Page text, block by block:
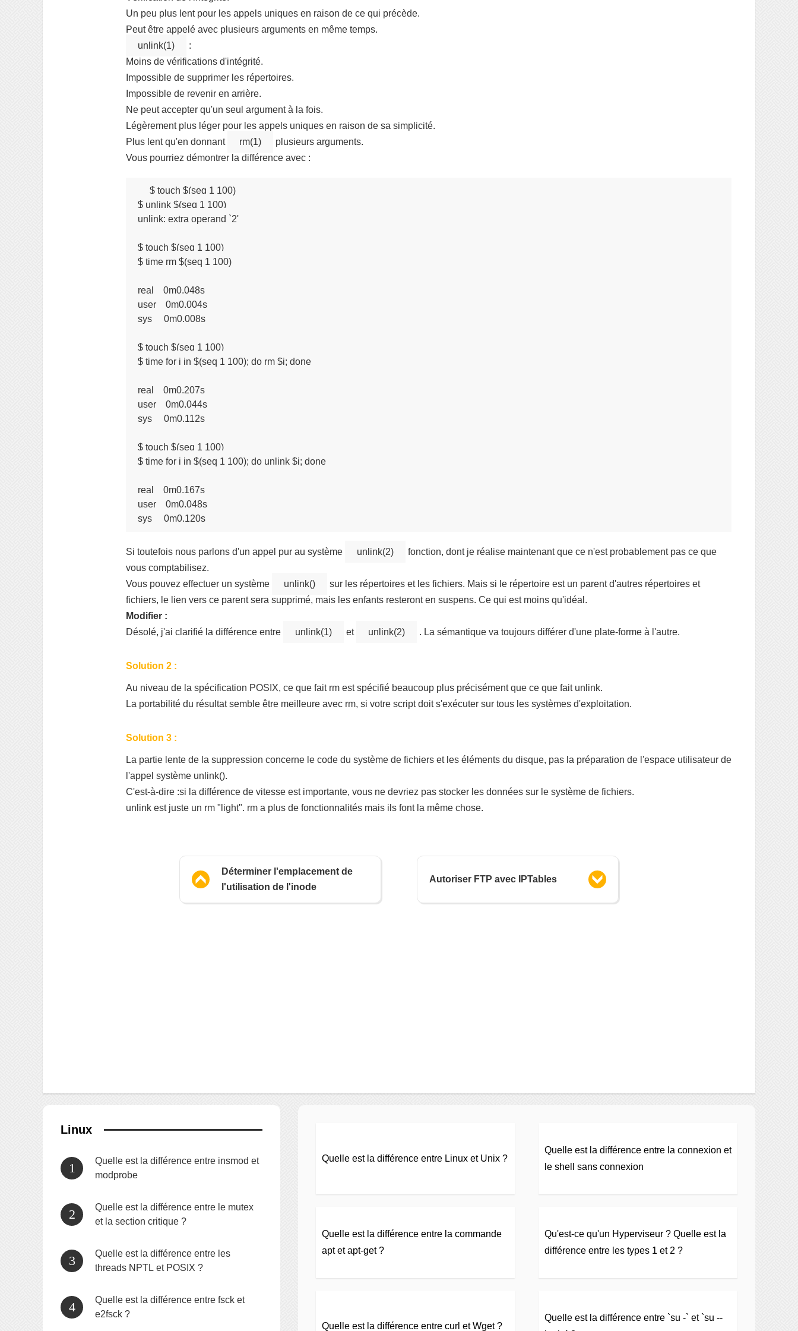
Un peu plus lent pour les appels uniques en raison de ce qui précède.
Peut être appelé avec plusieurs arguments en même temps.
unlink(1)
:
Moins de vérifications d'intégrité.
Impossible de supprimer les répertoires.
Impossible de revenir en arrière.
Ne peut accepter qu'un seul argument à la fois.
Légèrement plus léger pour les appels uniques en raison de sa simplicité.
Plus lent qu'en donnant
rm(1)
plusieurs arguments.
Vous pourriez démontrer la différence avec :
$ touch $(seq 1 100)
$ unlink $(seq 1 100)
unlink: extra operand `2'
$ touch $(seq 1 100)
$ time rm $(seq 1 100)
real    0m0.048s
user    0m0.004s
sys     0m0.008s
$ touch $(seq 1 100)
$ time for i in $(seq 1 100); do rm $i; done
real    0m0.207s
user    0m0.044s
sys     0m0.112s
$ touch $(seq 1 100)
$ time for i in $(seq 1 100); do unlink $i; done
real    0m0.167s
user    0m0.048s
Si toutefois nous parlons d'un appel pur au système unlink(2)
fonction, dont je réalise maintenant que ce n'est probablement pas ce que
vous comptabilisez.
Vous pouvez effectuer un système
unlink()
sur les répertoires et les fichiers. Mais si le répertoire est un parent d'autres répertoires et
fichiers, le lien vers ce parent sera supprimé, mais les enfants resteront en suspens. Ce qui est moins qu'idéal.
Modifier :
Désolé, j'ai clarifié la différence entre
unlink(1) et unlink(2) . La sémantique va toujours différer d'une plate-forme à l'autre.
Solution 2 :
Au niveau de la spécification POSIX, ce que fait rm est spécifié beaucoup plus précisément que ce que fait unlink.
La portabilité du résultat semble être meilleure avec rm, si votre script doit s'exécuter sur tous les systèmes d'exploitation.
Solution 3 :
La partie lente de la suppression concerne le code du système de fichiers et les éléments du disque, pas la préparation de l'espace utilisateur de
l'appel système unlink().
C'est-à-dire :si la différence de vitesse est importante, vous ne devriez pas stocker les données sur le système de fichiers.
unlink est juste un rm "light". rm a plus de fonctionnalités mais ils font la même chose.
Déterminer l'emplacement de
l'utilisation de l'inode
Autoriser FTP avec IPTables
Linux
Quelle est la différence entre insmod et
modprobe
Quelle est la différence entre le mutex
et la section critique ?
Quelle est la différence entre les
threads NPTL et POSIX ?
Quelle est la différence entre fsck et
e2fsck ?
Quelle est la différence entre Linux et Unix ?
Quelle est la différence entre la connexion et
le shell sans connexion
Quelle est la différence entre la commande
apt et apt-get ?
Qu'est-ce qu'un Hyperviseur ? Quelle est la
différence entre les types 1 et 2 ?
Quelle est la différence entre curl et Wget ?
Quelle est la différence entre `su -` et `su --